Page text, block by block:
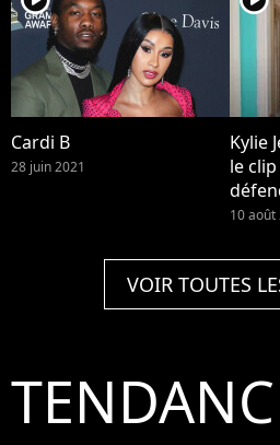
Cardi B
28 juin 2021
Kylie
le clip
10 août
VOIR TOUTES